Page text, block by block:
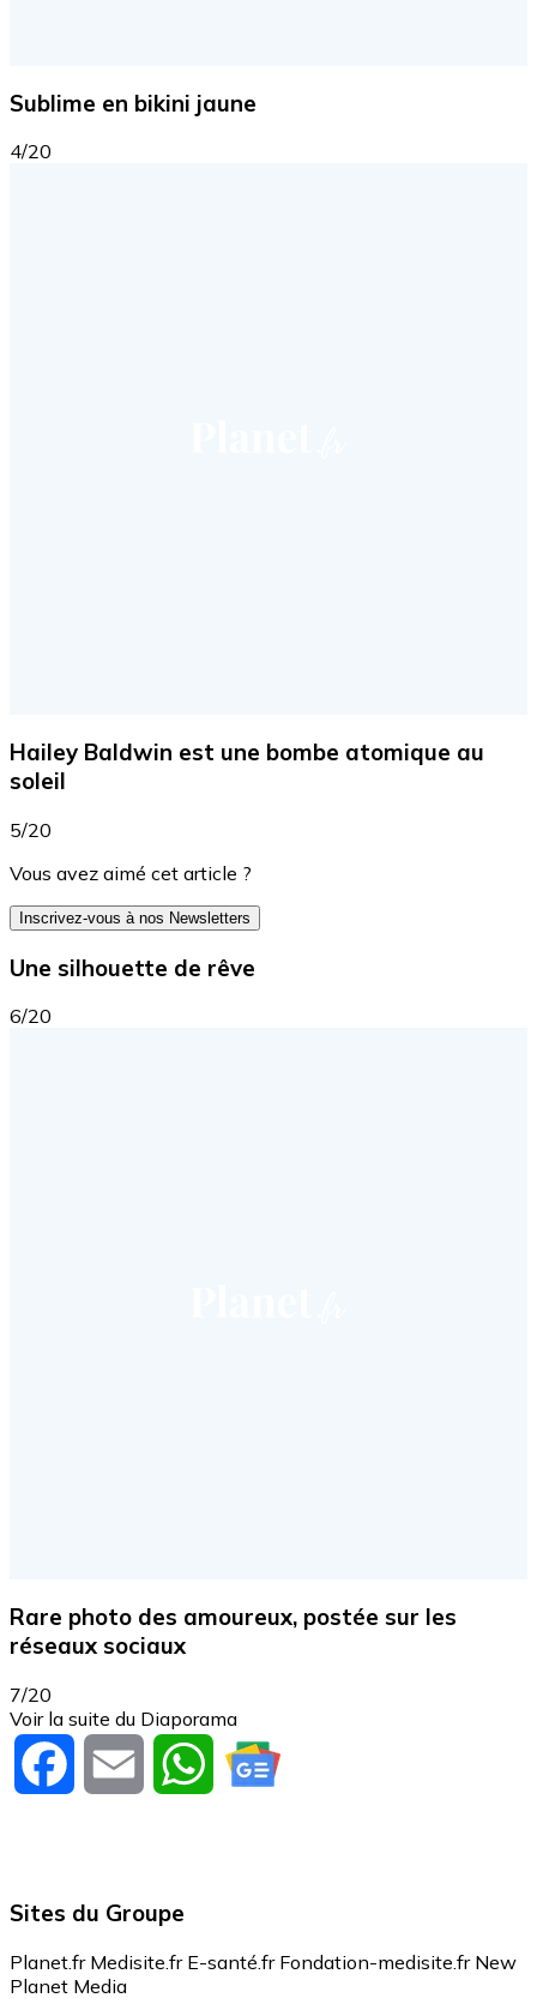
Sublime en bikini jaune
4/20
Hailey Baldwin est une bombe atomique au
soleil
5/20
Vous avez aimé cet article ?
Inscrivez-vous à nos Newsletters
Une silhouette de rêve
6/20
Rare photo des amoureux, postée sur les
réseaux sociaux
7/20
Voir la suite du Diaporama
Facebook Email WhatsApp
Sites du Groupe
Planet.fr Medisite.fr E-santé.fr Fondation-medisite.fr New
Planet Media